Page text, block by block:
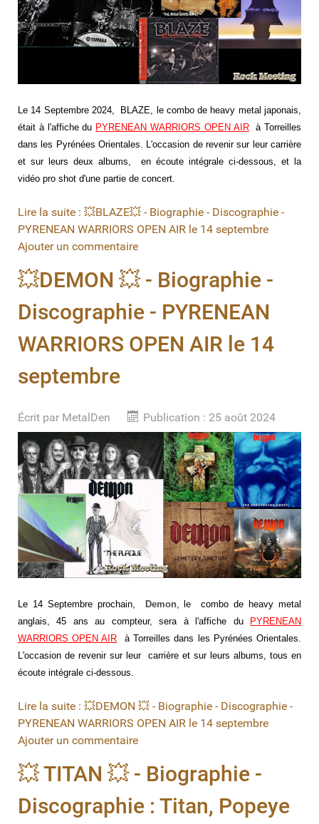
Le 14 Septembre 2024, BLAZE, le combo de heavy metal japonais,
était à l'affiche du PYRENEAN WARRIORS OPEN AIRà Torreilles
dans les Pyrénées Orientales. L'occasion de revenir sur leur carrière
et sur leurs deux albums, en écoute intégrale ci-dessous, et la
vidéo pro shot d'une partie de concert.
Lire la suite : 💥BLAZE💥 - Biographie - Discographie -
PYRENEAN WARRIORS OPEN AIR le 14 septembre
Ajouter un commentaire
💥DEMON 💥 - Biographie -
Discographie - PYRENEAN
WARRIORS OPEN AIR le 14
septembre
Écrit par MetalDen Publication : 25 août 2024
Le 14 Septembre prochain, Demon, le combo de heavy metal
anglais, 45 ans au compteur, sera à l'affiche du
PYRENEAN
WARRIORS OPEN AIR à Torreilles dans les Pyrénées Orientales.
L'occasion de revenir sur leur carrière et sur leurs albums, tous en
écoute intégrale ci-dessous.
Lire la suite : 💥DEMON 💥 - Biographie - Discographie -
PYRENEAN WARRIORS OPEN AIR le 14 septembre
Ajouter un commentaire
💥 TITAN 💥 - Biographie -
Discographie : Titan, Popeye